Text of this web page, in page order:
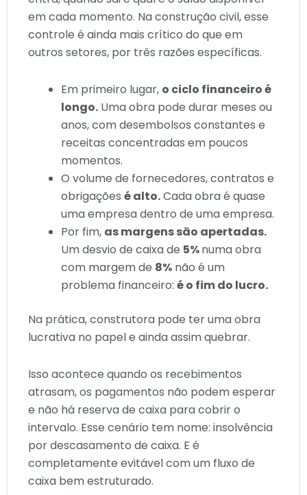
em cada momento. Na construção civil, esse
controle é ainda mais crítico do que em
outros setores, por três razões específicas.
Em primeiro lugar, o ciclo financeiro é
longo. Uma obra pode durar meses ou
anos, com desembolsos constantes e
receitas concentradas em poucos
momentos.
O volume de fornecedores, contratos e
obrigações é alto.Cada obra é quase
uma empresa dentro de uma empresa.
Por fim, as margens são apertadas.
Um desvio de caixa de 5%numa obra
com margem de 8% não é um
problema financeiro: é o fim do lucro.
Na prática, construtora pode ter uma obra
lucrativa no papel e ainda assim quebrar.
Isso acontece quando os recebimentos
atrasam, os pagamentos não podem esperar
e não há reserva de caixa para cobrir o
intervalo. Esse cenário tem nome: insolvência
por descasamento de caixa. E é
completamente evitável com um fluxo de
caixa bem estruturado.